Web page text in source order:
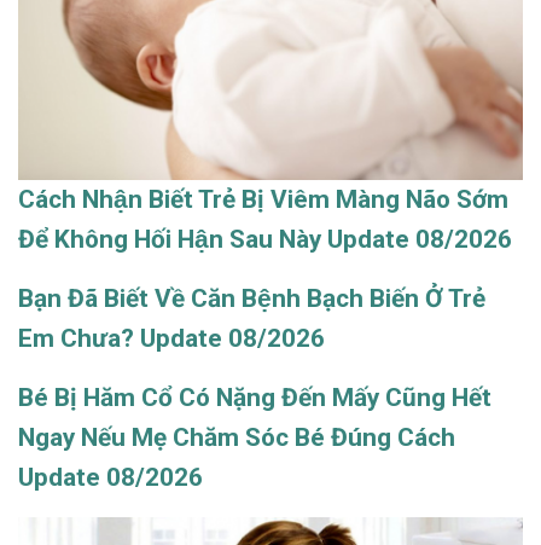
Cách Nhận Biết Trẻ Bị Viêm Màng Não Sớm
Để Không Hối Hận Sau Này Update 08/2026
Bạn Đã Biết Về Căn Bệnh Bạch Biến Ở Trẻ
Em Chưa? Update 08/2026
Bé Bị Hăm Cổ Có Nặng Đến Mấy Cũng Hết
Ngay Nếu Mẹ Chăm Sóc Bé Đúng Cách
Update 08/2026